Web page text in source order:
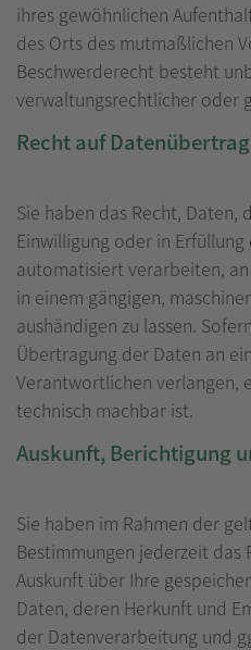
ihres gewöhnlichen
des Orts des mutmaßlichen
Beschwerderecht besteht
verwaltungsrechtlicher oder
Recht auf
Sie haben das Recht, Daten,
Einwilligung oder in Erfüllung
automatisiert verarbeiten,
in einem gängigen,
aushändigen zu lassen.
Übertragung der Daten an
Verantwortlichen verlangen,
technisch machbar ist.
Auskunft, Berichtigung
Sie haben im Rahmen der
Bestimmungen jederzeit das
Auskunft über Ihre
Daten, deren Herkunft und
der Datenverarbeitung und